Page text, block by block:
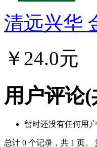
清远兴华
￥24.0元
用户评论(
暂时还没有任何用
总计 0 个记录，共 1 页。